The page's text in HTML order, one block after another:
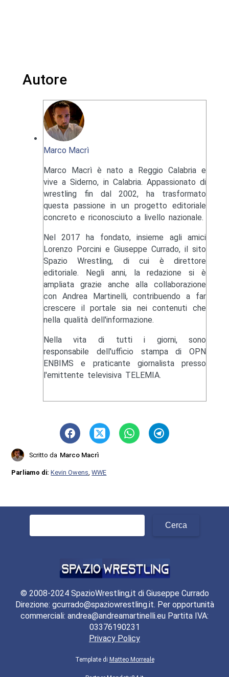
Autore
Marco Macrì
Marco Macrì è nato a Reggio Calabria e
vive a Siderno, in Calabria. Appassionato di
wrestling fin dal 2002, ha trasformato
questa passione in un progetto editoriale
concreto e riconosciuto a livello nazionale.
Nel 2017 ha fondato, insieme agli amici
Lorenzo Porcini e Giuseppe Currado, il sito
Spazio Wrestling, di cui è direttore
editoriale. Negli anni, la redazione si è
ampliata grazie anche alla collaborazione
con Andrea Martinelli, contribuendo a far
crescere il portale sia nei contenuti che
nella qualità dell'informazione.
Nella vita di tutti i giorni, sono
responsabile dell'ufficio stampa di OPN
ENBIMS e praticante giornalista presso
l'emittente televisiva TELEMIA.
Scritto da Marco Macrì
Parliamo di:Kevin Owens,WWE
Ricerca
© 2008-2024 SpazioWrestling,it di Giuseppe Currado
Direzione: gcurrado@spaziowrestling.it. Per opportunità
commerciali: andrea@andreamartinelli.eu Partita IVA:
03376190231
Privacy Policy
Template di Matteo Morreale